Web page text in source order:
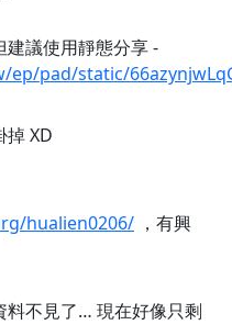
議使用靜態分享 -
ep/pad/static/
掉 XD
hualien0206/ ，有興
料不見了… 現在好像只剩